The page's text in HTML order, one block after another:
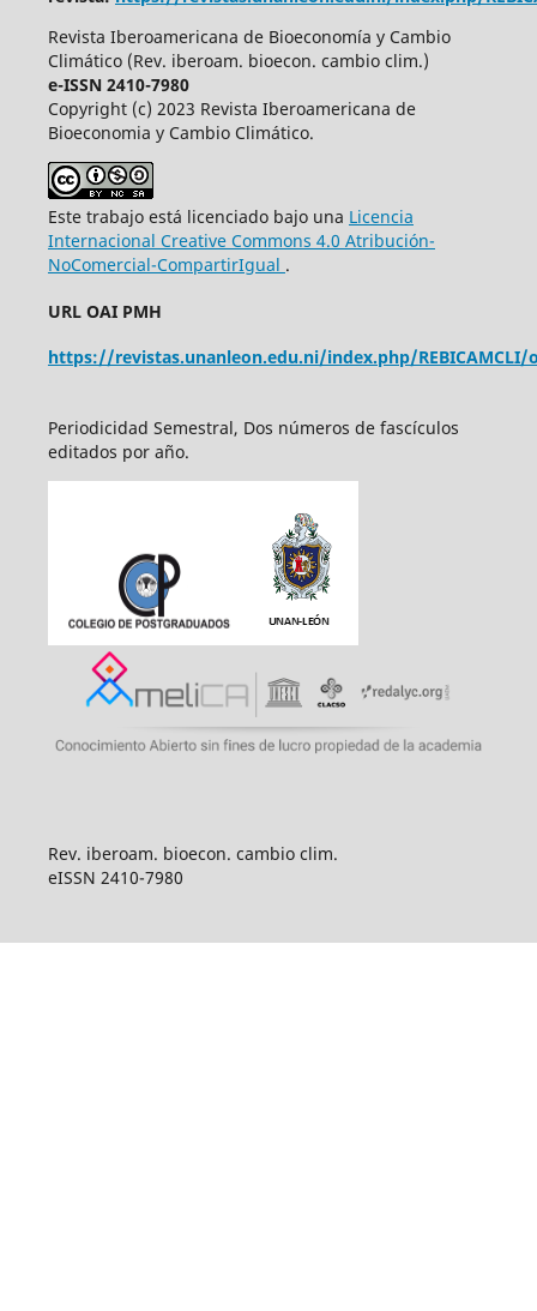
Revista Iberoamericana de Bioeconomía y Cambio
Climático (Rev. iberoam. bioecon. cambio clim.)
e-ISSN 2410-7980
Copyright (c) 2023 Revista Iberoamericana de
Bioeconomia y Cambio Climático.
Este trabajo está licenciado bajo una Licencia
Internacional Creative Commons 4.0 Atribución-
NoComercial-CompartirIgual .
URL OAI PMH
https://revistas.unanleon.edu.ni/index.php/REBICAMCLI/
Periodicidad Semestral, Dos números de fascículos
editados por año.
Rev. iberoam. bioecon. cambio clim.
eISSN 2410-7980